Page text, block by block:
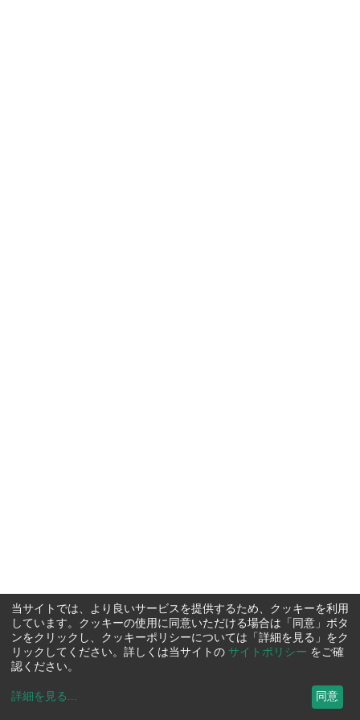
当サイトでは、より良いサービスを提供するため、クッキーを利用
しています。クッキーの使用に同意いただける場合は「同意」ボタ
ンをクリックし、クッキーポリシーについては「詳細を見る」をク
リックしてください。詳しくは当サイトの サイトポリシー をご確
認ください。
詳細を見る ... 同意